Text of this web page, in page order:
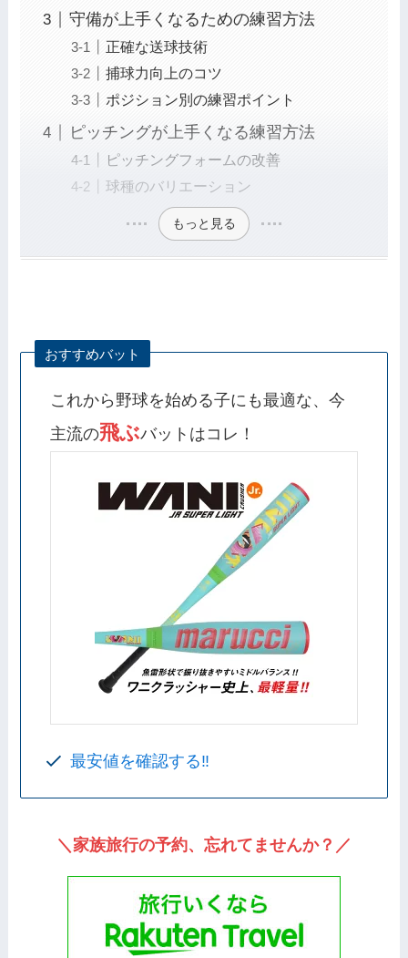
守備が上手くなるための練習方法
正確な送球技術
捕球力向上のコツ
ポジション別の練習ポイント
ピッチングが上手くなる練習方法
ピッチングフォームの改善
球種のバリエーション
もっと見る
おすすめバット
これから野球を始める子にも最適な、今
主流の飛ぶバットはコレ！
最安値を確認する‼️
＼家族旅行の予約、忘れてませんか？／